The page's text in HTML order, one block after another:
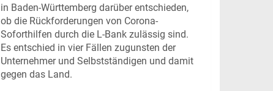
in Baden-Württemberg darüber entschieden,
ob die Rückforderungen von Corona-
Soforthilfen durch die L-Bank zulässig sind.
Es entschied in vier Fällen zugunsten der
Unternehmer und Selbstständigen und damit
gegen das Land.